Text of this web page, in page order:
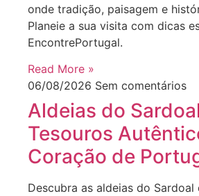
onde tradição, paisagem e
Planeie a sua visita com dicas
EncontrePortugal.
Read More »
06/08/2026 Sem comentários
Aldeias do
Tesouros
Coração de
Descubra as aldeias do Sardoal